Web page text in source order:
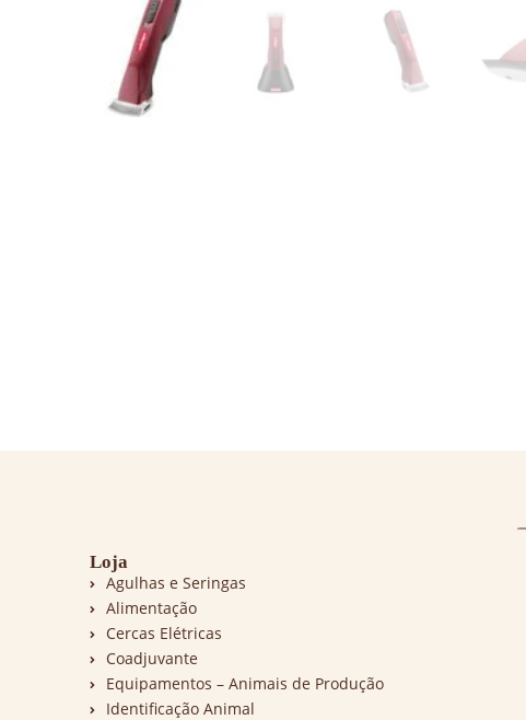
Loja
Agulhas e Seringas
Alimentação
Cercas Elétricas
Coadjuvante
Equipamentos – Animais de Produção
Identificação Animal